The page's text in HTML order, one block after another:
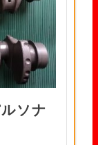
ソナ